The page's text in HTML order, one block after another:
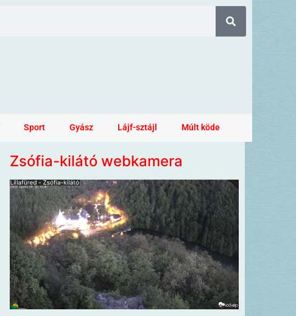
Sport Gyász Lájf-sztájl Múlt köde
Zsófia-kilátó webkamera